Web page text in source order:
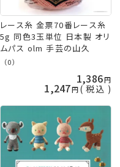
レース糸 金票70番レース糸
5g 同色3玉単位 日本製 オリ
ムパス olm 手芸の山久
（0）
1,386
1,247 税込